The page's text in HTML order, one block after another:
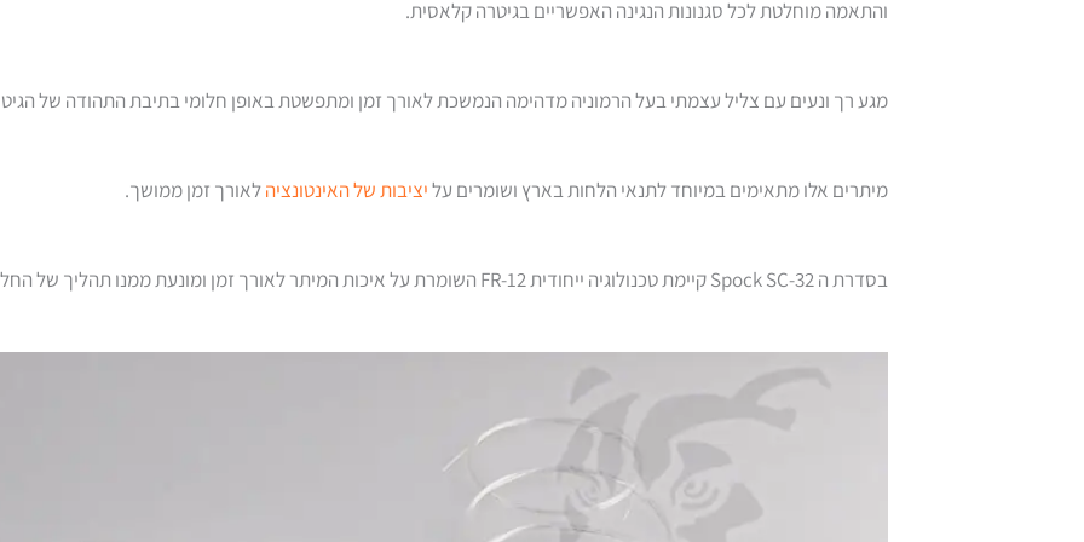
והתאמה מוחלטת לכל סגנונות הנגינה האפשריים בגיטרה קלאסית.
מגע רך ונעים עם צליל עצמתי בעל הרמוניה מדהימה הנמשכת לאורך זמן ומתפשטת באופן חלומי בתיבת התהודה של
מיתרים אלו מתאימים במיוחד לתנאי הלחות בארץ ושומרים עליציבות של האינטונציהלאורך זמן ממושך.
בסדרת ה Spock SC-32 קיימת טכנולוגיה ייחודית FR-12 השומרת על איכות המיתר לאורך זמן ומונעת ממנו תהליך של החלדה או התיישנות מהירה.